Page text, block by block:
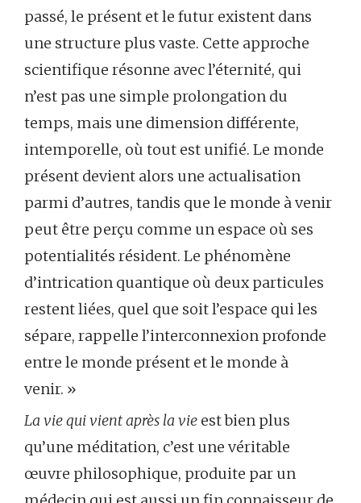
passé, le présent et le futur existent dans
une structure plus vaste. Cette approche
scientifique résonne avec l’éternité, qui
n’est pas une simple prolongation du
temps, mais une dimension différente,
intemporelle, où tout est unifié. Le monde
présent devient alors une actualisation
parmi d’autres, tandis que le monde à venir
peut être perçu comme un espace où ses
potentialités résident. Le phénomène
d’intrication quantique où deux particules
restent liées, quel que soit l’espace qui les
sépare, rappelle l’interconnexion profonde
entre le monde présent et le monde à
venir. »
La vie qui vient après la vie est bien plus
qu’une méditation, c’est une véritable
œuvre philosophique, produite par un